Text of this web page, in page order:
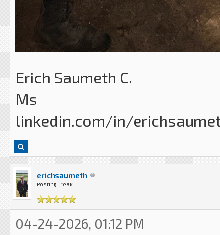
Erich Saumeth C.
Ms
linkedin.com/in/
erichsaumeth
Posting Freak
04-24-2026, 01:12 PM